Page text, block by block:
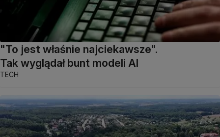
"To jest właśnie najciekawsze".
Tak wyglądał bunt modeli AI
TECH